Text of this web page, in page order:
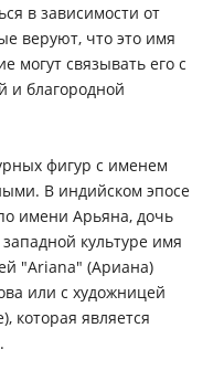
в зависимости от
веруют, что это имя
могут связывать его с
и благородной
фигур с именем
В индийском эпосе
имени Арьяна, дочь
культуре имя
"Ariana" (Ариана)
или с художницей
которая является